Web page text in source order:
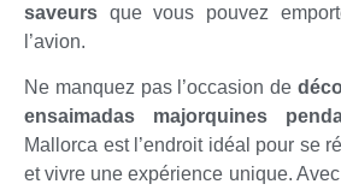
saveurs que vous pouvez
l’avion.
Ne manquez pas l’occasion de
ensaimadas majorquines
Mallorca est l’endroit idéal pour se
et vivre une expérience unique.